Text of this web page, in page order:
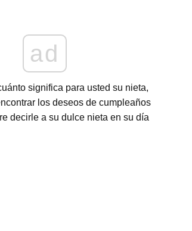
ad
significa para usted su nieta,
los deseos de cumpleaños
decirle a su dulce nieta en su día